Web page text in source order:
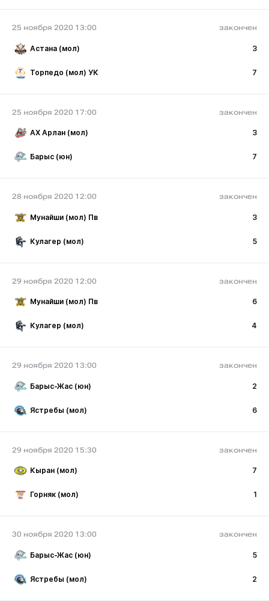
25 ноября 2020 13:00 закончен
Астана (мол) 3
Торпедо (мол) УК 7
25 ноября 2020 17:00 закончен
АХ Арлан (мол) 3
Барыс (юн) 7
28 ноября 2020 12:00 закончен
Мунайши (мол) Пв 3
Кулагер (мол) 5
29 ноября 2020 12:00 закончен
Мунайши (мол) Пв 6
Кулагер (мол) 4
29 ноября 2020 13:00 закончен
Барыс-Жас (юн) 2
Ястребы (мол) 6
29 ноября 2020 15:30 закончен
Кыран (мол) 7
Горняк (мол) 1
30 ноября 2020 13:00 закончен
Барыс-Жас (юн) 5
Ястребы (мол) 2